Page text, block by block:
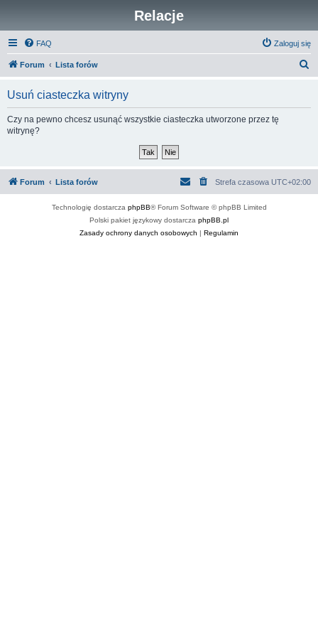
Relacje
FAQ Zaloguj się
Forum Lista forów
Usuń ciasteczka witryny
Czy na pewno chcesz usunąć wszystkie ciasteczka utworzone przez tę
witrynę?
Forum Lista forów Strefa czasowa UTC+02:00
Technologię dostarcza phpBB® Forum Software © phpBB Limited
Polski pakiet językowy dostarcza phpBB.pl
Zasady ochrony danych osobowych | Regulamin